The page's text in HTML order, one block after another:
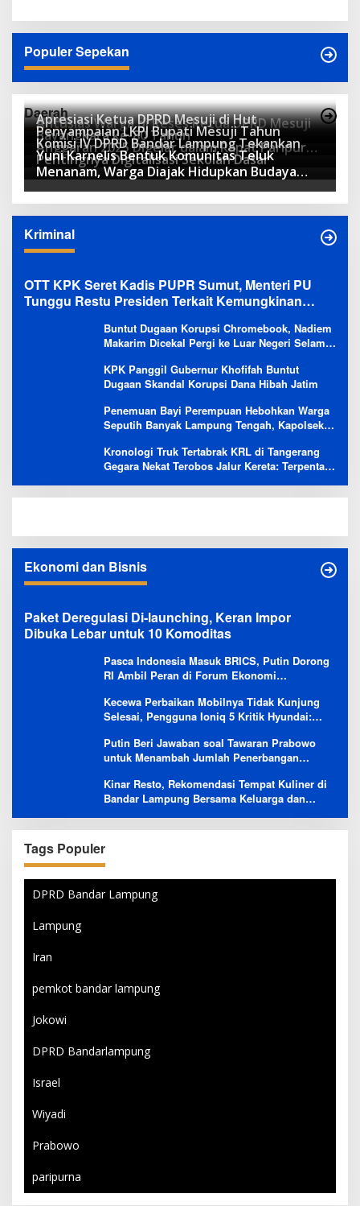
Populer Sepekan
Daerah
Antusias Warga di Reses Ketua DPRD Mesuji
Apresiasi Ketua DPRD Mesuji di Hut
Bayangkara ke-80 Tahun
Penyampaian LKPJ Bupati Mesuji Tahun
Anggaran 2025 Digelar dalam Rapat Paripurna
DPRD
Komisi IV DPRD Bandar Lampung Tekankan
Pentingnya Digitalisasi Sekolah Dasar
Yuni Karnelis Bentuk Komunitas Teluk
Menanam, Warga Diajak Hidupkan Budaya
Tanam
Kriminal
OTT KPK Seret Kadis PUPR Sumut, Menteri PU
Tunggu Restu Presiden Terkait Kemungkinan
Buntut Dugaan Korupsi Chromebook, Nadiem
Makarim Dicekal Pergi ke Luar Negeri Selama
KPK Panggil Gubernur Khofifah Buntut
Dugaan Skandal Korupsi Dana Hibah Jatim
Penemuan Bayi Perempuan Hebohkan Warga
Seputih Banyak Lampung Tengah, Kapolsek:
Kronologi Truk Tertabrak KRL di Tangerang
Gegara Nekat Terobos Jalur Kereta: Terpental,
Ekonomi dan Bisnis
Paket Deregulasi Di-launching, Keran Impor
Dibuka Lebar untuk 10 Komoditas
Pasca Indonesia Masuk BRICS, Putin Dorong
RI Ambil Peran di Forum Ekonomi
Kecewa Perbaikan Mobilnya Tidak Kunjung
Selesai, Pengguna Ioniq 5 Kritik Hyundai:
Sales
Putin Beri Jawaban soal Tawaran Prabowo
untuk Menambah Jumlah Penerbangan
Kinar Resto, Rekomendasi Tempat Kuliner di
Bandar Lampung Bersama Keluarga dan
Tags Populer
DPRD Bandar Lampung
Lampung
Iran
pemkot bandar lampung
Jokowi
DPRD Bandarlampung
Israel
Wiyadi
Prabowo
paripurna